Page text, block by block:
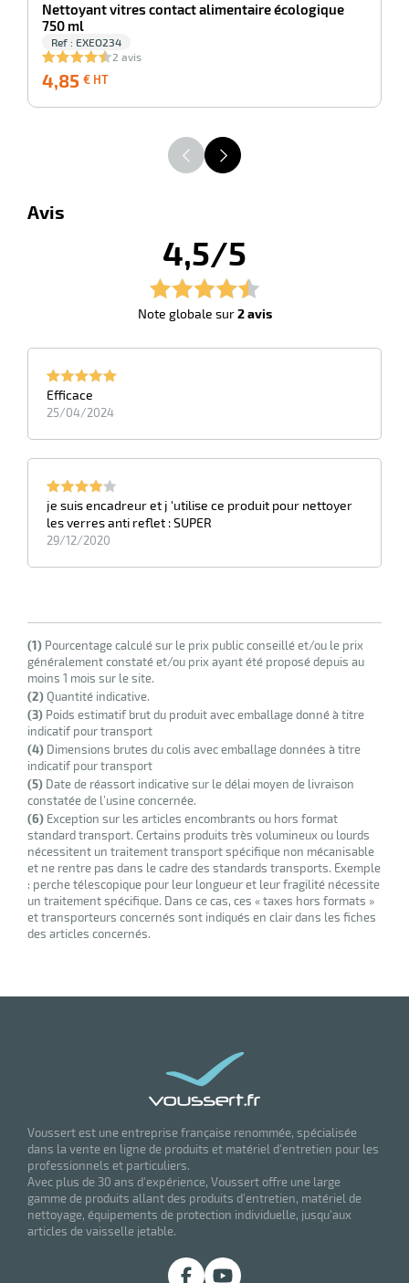
Nettoyant vitres contact alimentaire écologique
750 ml
Ref : EXEO234
2 avis
4,85 € HT
HT
Avis
4,5/5
Note globale sur2 avis
Efficace
25/04/2024
je suis encadreur et j 'utilise ce produit pour nettoyer
les verres anti reflet : SUPER
29/12/2020
(1) Pourcentage calculé sur le prix public conseillé et/ou le prix
généralement constaté et/ou prix ayant été proposé depuis au
moins 1 mois sur le site.
(2)Quantité indicative.
(3) Poids estimatif brut du produit avec emballage donné à titre
indicatif pour transport
(4) Dimensions brutes du colis avec emballage données à titre
indicatif pour transport
(5) Date de réassort indicative sur le délai moyen de livraison
constatée de l’usine concernée.
(6) Exception sur les articles encombrants ou hors format
standard transport. Certains produits très volumineux ou lourds
nécessitent un traitement transport spécifique non mécanisable
et ne rentre pas dans le cadre des standards transports. Exemple
: perche télescopique pour leur longueur et leur fragilité nécessite
un traitement spécifique. Dans ce cas, ces « taxes hors formats »
et transporteurs concernés sont indiqués en clair dans les fiches
des articles concernés.
Voussert est une entreprise française renommée, spécialisée
dans la vente en ligne de produits et matériel d'entretien pour les
professionnels et particuliers.
Avec plus de 30 ans d'expérience, Voussert offre une large
gamme de produits allant des produits d'entretien, matériel de
nettoyage, équipements de protection individuelle, jusqu'aux
articles de vaisselle jetable.